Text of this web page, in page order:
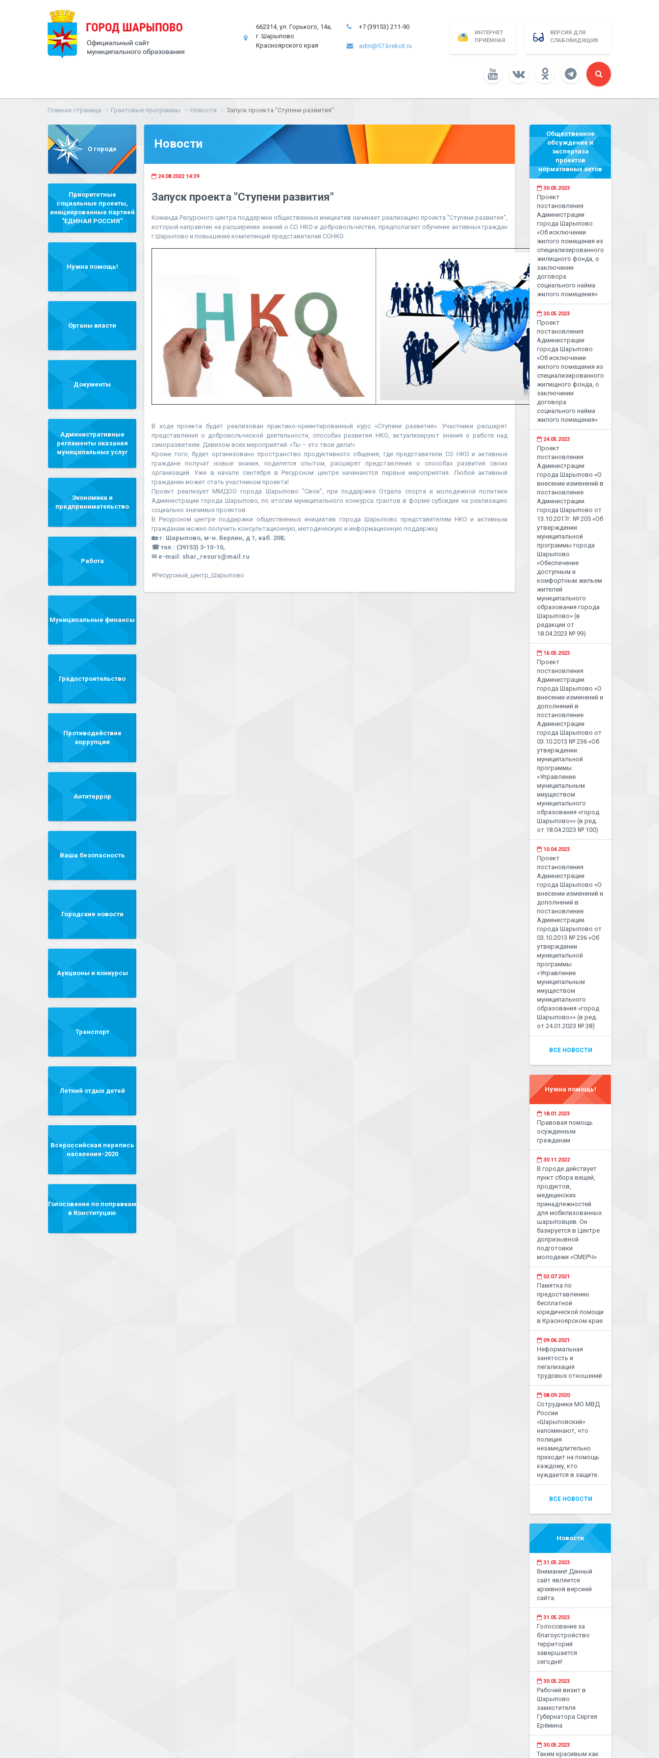
662314, ул. Горького, 14а,
г. Шарыпово
Красноярского края
+7 (39153) 211-90
adm@57.krskcit.ru
ИНТЕРНЕТ
ПРИЕМНАЯ
ВЕРСИЯ ДЛЯ
СЛАБОВИДЯЩИХ
Главная страница Грантовые программы Новости Запуск проекта "Ступени развития"
О городе
Приоритетные
социальные проекты,
инициированные партией
"ЕДИНАЯ РОССИЯ"
Нужна помощь!
Органы власти
Документы
Административные
регламенты оказания
муниципальных услуг
Экономика и
предпринимательство
Работа
Муниципальные финансы
Градостроительство
Противодействие
коррупции
Антитеррор
Ваша безопасность
Городские новости
Аукционы и конкурсы
Транспорт
Летний отдых детей
Всероссийская перепись
населения-2020
Голосование по поправкам
в Конституцию
Новости
24.08.2022 14:39
Запуск проекта "Ступени развития"
Команда Ресурсного центра поддержки общественных инициатив начинает реализацию проекта "Ступени развития",
который направлен на расширение знаний о СО НКО и добровольчестве, предполагает обучение активных граждан
г.Шарыпово и повышение компетенций представителей СОНКО.
В ходе проекта будет реализован практико-ориентированный курс «Ступени развития». Участники расширят
представления о добровольческой деятельности, способах развития НКО, актуализируют знания о работе над
саморазвитием. Девизом всех мероприятий: «Ты – это твои дела!»
Кроме того, будет организовано пространство продуктивного общения, где представители СО НКО и активные
граждане получат новые знания, поделятся опытом, расширят представления о способах развития своих
организаций. Уже в начале сентября в Ресурсном центре начинаются первые мероприятия. Любой активный
гражданин может стать участником проекта!
Проект реализует ММДОО города Шарыпово "Свои", при поддержке Отдела спорта и молодежной политики
Администрации города Шарыпово, по итогам муниципального конкурса грантов в форме субсидии на реализацию
социально значимых проектов.
В Ресурсном центре поддержки общественных инициатив города Шарыпово представителям НКО и активным
гражданам можно получить консультационную, методическую и информационную поддержку
🏡 г. Шарыпово, м-н. Берлин, д 1, каб. 208;
☎ тел.: (39153) 3-10-10,
✉ e-mail: shar_resurs@mail.ru
#Ресурсный_центр_Шарыпово
Общественное
обсуждение и
экспертиза
проектов
нормативных актов
30.05.2023
Проект
постановления
Администрации
города Шарыпово
«Об исключении
жилого помещения из
специализированного
жилищного фонда, о
заключении
договора
социального найма
жилого помещения»
30.05.2023
Проект
постановления
Администрации
города Шарыпово
«Об исключении
жилого помещения из
специализированного
жилищного фонда, о
заключении
договора
социального найма
жилого помещения»
24.05.2023
Проект
постановления
Администрации
города Шарыпово «О
внесении изменений в
постановление
Администрации
города Шарыпово от
13.10.2017г. № 205 «Об
утверждении
муниципальной
программы города
Шарыпово
«Обеспечение
доступным и
комфортным жильем
жителей
муниципального
образования города
Шарыпово» (в
редакции от
18.04.2023 № 99)
16.05.2023
Проект
постановления
Администрации
города Шарыпово «О
внесении изменений и
дополнений в
постановление
Администрации
города Шарыпово от
03.10.2013 № 236 «Об
утверждении
муниципальной
программы
«Управление
муниципальным
имуществом
муниципального
образования «город
Шарыпово»» (в ред.
от 18.04.2023 № 100)
10.04.2023
Проект
постановления
Администрации
города Шарыпово «О
внесении изменений и
дополнений в
постановление
Администрации
города Шарыпово от
03.10.2013 № 236 «Об
утверждении
муниципальной
программы
«Управление
муниципальным
имуществом
муниципального
образования «город
Шарыпово»» (в ред.
от 24.01.2023 № 38)
ВСЕ НОВОСТИ
Нужна помощь!
18.01.2023
Правовая помощь
осужденным
гражданам
30.11.2022
В городе действует
пункт сбора вещей,
продуктов,
медицинских
принадлежностей
для мобилизованных
шарыповцев. Он
базируется в Центре
допризывной
подготовки
молодежи «СМЕРЧ»
02.07.2021
Памятка по
предоставлению
бесплатной
юридической помощи
в Красноярском крае
09.06.2021
Неформальная
занятость и
легализация
трудовых отношений
08.09.2020
Сотрудники МО МВД
России
«Шарыповский»
напоминают, что
полиция
незамедлительно
приходит на помощь
каждому, кто
нуждается в защите.
ВСЕ НОВОСТИ
Новости
31.05.2023
Внимание! Данный
сайт является
архивной версией
сайта.
31.05.2023
Голосование за
благоустройство
территорий
завершается
сегодня!
30.05.2023
Рабочий визит в
Шарыпово
заместителя
Губернатора Сергея
Ерёмина
30.05.2023
Таким красивым как